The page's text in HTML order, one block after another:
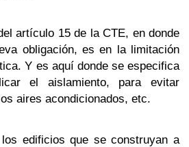
artículo 15 de la CTE, en donde
obligación, es en la limitación
Y es aquí donde se especifica
el aislamiento, para evitar
aires acondicionados, etc.
edificios que se construyan a